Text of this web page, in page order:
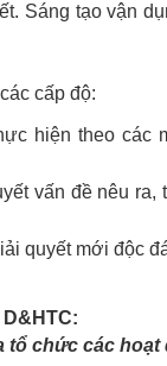
Sáng tạo vận
cấp độ:
hiện theo các
vấn đề nêu ra,
quyết mới độc
tổ chức các